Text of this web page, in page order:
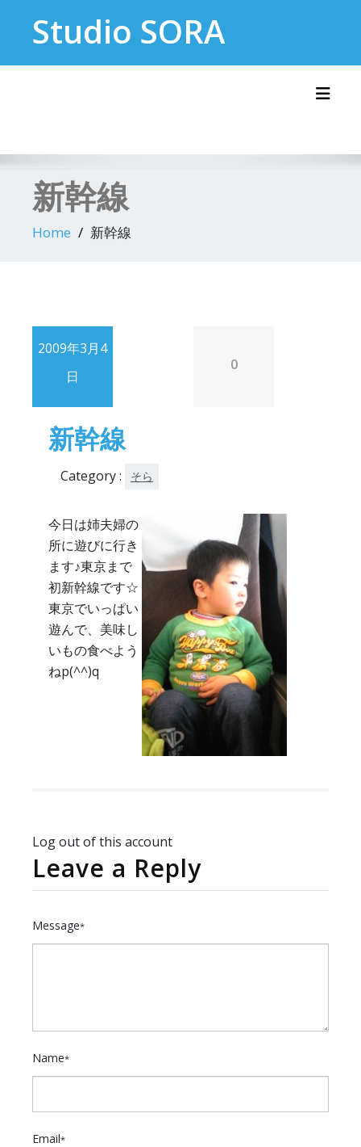
contentStudio SORA
新幹線
Home 新幹線
2009年3月4
日
0
新幹線
Category : そら
今日は姉夫婦の
所に遊びに行き
ます♪東京まで
初新幹線です☆
東京でいっぱい
遊んで、美味し
いもの食べよう
ねp(^^)q
Log out of this account
Leave a Reply
Message*
Name*
Email*